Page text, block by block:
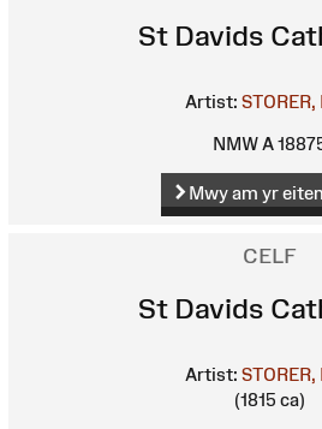
St Davids
Artist: STORER,
NMW A
Mwy am yr
CELF
St Davids
Artist: STORER,
(1815 ca)